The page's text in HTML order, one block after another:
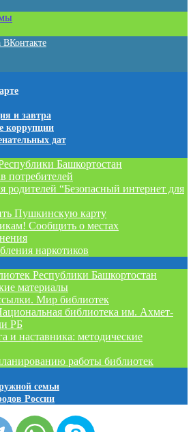
и завтра
коррупции
дат
Башкортостан
потребителей
родителей “Безопасный интернет для
Пушкинскую карту
Сообщить о местах
наркотиков
Республики Башкортостан
материалы
Мир библиотек
библиотека им. Ахмет-
РБ
и наставника: методические
работы библиотек
семьи
России